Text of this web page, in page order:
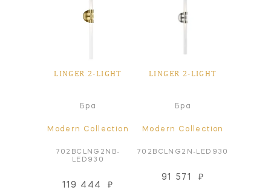
LINGER 2-LIGHT
Бра
Modern Collection
702BCLNG2NB-
LED930
119 444 ₽
LINGER 2-LIGHT
Бра
Modern Collection
702BCLNG2N-LED930
91 571 ₽